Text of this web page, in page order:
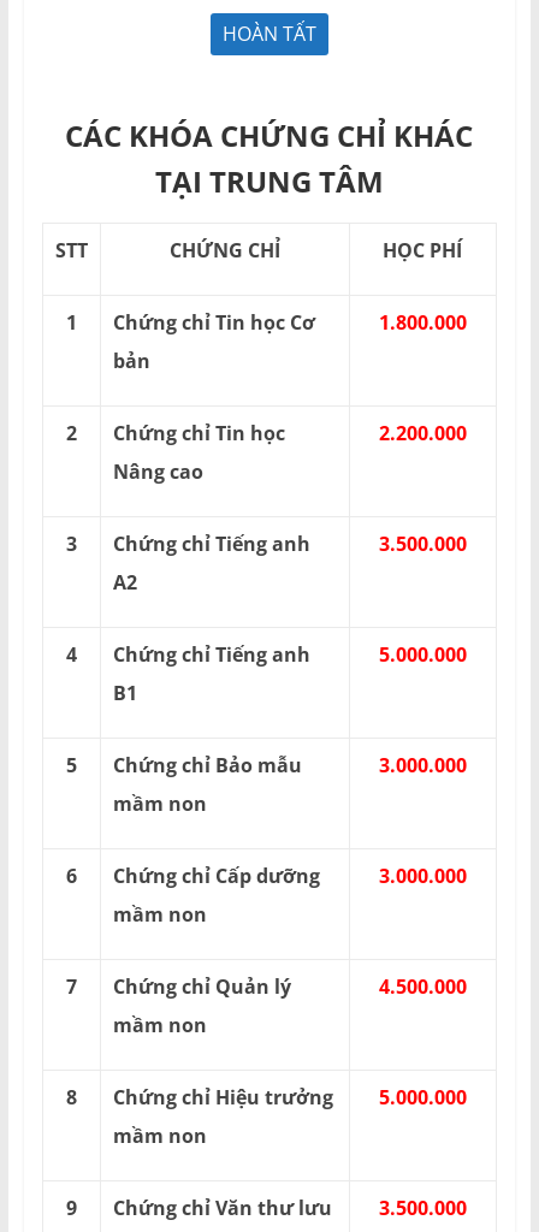
CÁC KHÓA CHỨNG CHỈ KHÁC
TẠI TRUNG TÂM
STT CHỨNG CHỈ HỌC PHÍ
1
Chứng chỉ Tin học Cơ
bản
1.800.000
2
Chứng chỉ Tin học
Nâng cao
2.200.000
3
Chứng chỉ Tiếng anh
A2
3.500.000
4
Chứng chỉ Tiếng anh
B1
5.000.000
5
Chứng chỉ Bảo mẫu
mầm non
3.000.000
6
Chứng chỉ Cấp dưỡng
mầm non
3.000.000
7
Chứng chỉ Quản lý
mầm non
4.500.000
8
Chứng chỉ Hiệu trưởng
mầm non
5.000.000
9
Chứng chỉ Văn thư lưu
3.500.000